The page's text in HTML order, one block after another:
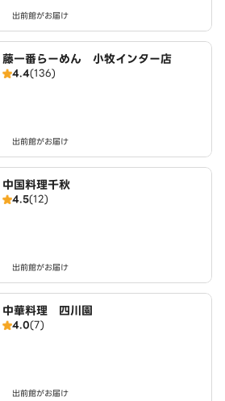
出前館がお届け
藤一番らーめん 小牧インター店
4.4(136)
出前館がお届け
中国料理千秋
4.5(12)
出前館がお届け
中華料理 四川園
4.0(7)
出前館がお届け